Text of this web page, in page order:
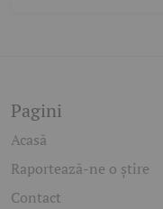
Pagini
Acasă
Raportează-ne o știre
Contact